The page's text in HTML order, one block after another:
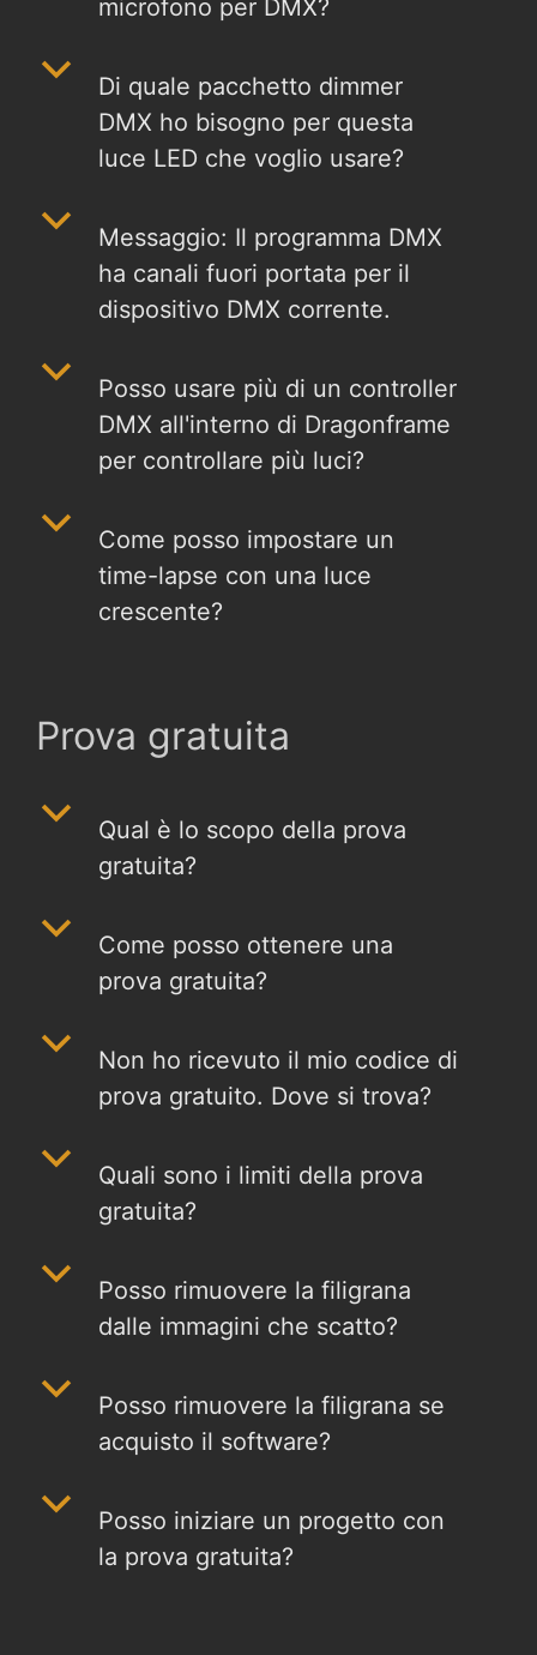
microfono per DMX?
b
Di quale pacchetto dimmer
DMX ho bisogno per questa
luce LED che voglio usare?
b
Messaggio: Il programma DMX
ha canali fuori portata per il
dispositivo DMX corrente.
b
Posso usare più di un controller
DMX all'interno di Dragonframe
per controllare più luci?
b
Come posso impostare un
time-lapse con una luce
crescente?
Prova gratuita
b
Qual è lo scopo della prova
gratuita?
b
Come posso ottenere una
prova gratuita?
b
Non ho ricevuto il mio codice di
prova gratuito. Dove si trova?
b
Quali sono i limiti della prova
gratuita?
b
Posso rimuovere la filigrana
dalle immagini che scatto?
b
Posso rimuovere la filigrana se
acquisto il software?
b
Posso iniziare un progetto con
la prova gratuita?